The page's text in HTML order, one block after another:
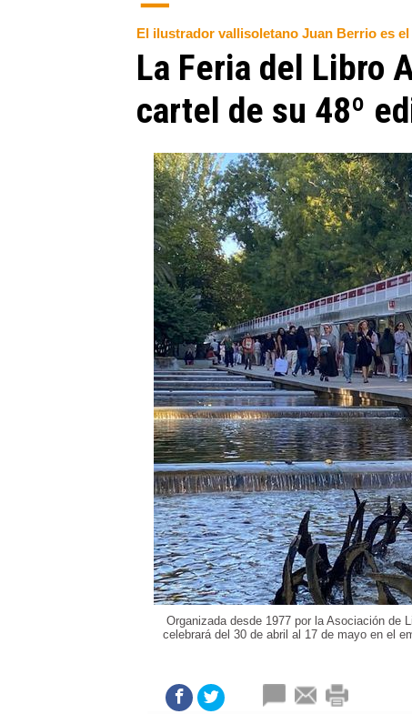
El ilustrador vallisoletano Juan Berrio es
La Feria del Libro
cartel de su 48º
Organizada desde 1977 por la Asociación de
celebrará del 30 de abril al 17 de mayo en el